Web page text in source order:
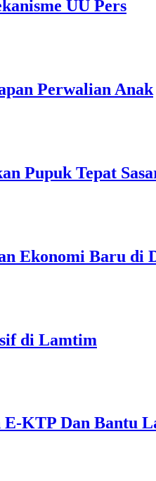
UU Pers
Perwalian Anak
Pupuk Tepat
Ekonomi Baru di
di Lamtim
KTP Dan Bantu